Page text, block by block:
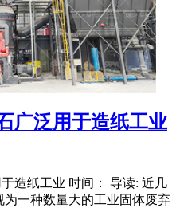
广泛用于造纸工业
造纸工业 时间： 导读: 近几
一种数量大的工业固体废弃